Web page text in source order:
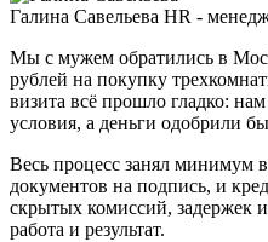
Галина Савельева HR -
Мы с мужем обратились в
рублей на покупку
визита всё прошло гладко:
условия, а деньги одобрили
Весь процесс занял минимум
документов на подпись, и
скрытых комиссий, задержек
работа и результат.